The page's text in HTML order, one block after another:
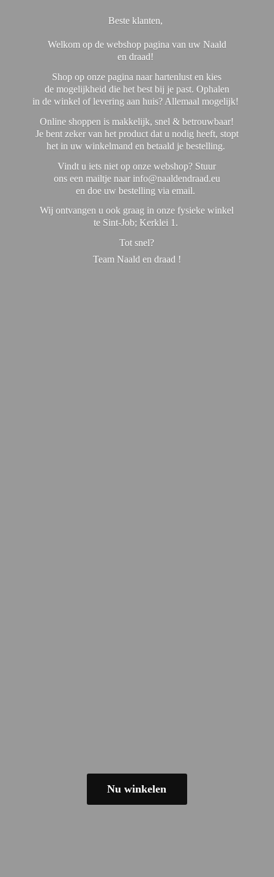
Beste klanten,
Welkom op de webshop pagina van uw Naald
en draad!
Shop op onze pagina naar hartenlust en kies
de mogelijkheid die het best bij je past. Ophalen
in de winkel of levering aan huis? Allemaal mogelijk!
Online shoppen is makkelijk, snel & betrouwbaar!
Je bent zeker van het product dat u nodig heeft, stopt
het in uw winkelmand en betaald je bestelling.
Vindt u iets niet op onze webshop? Stuur
ons een mailtje naar info@naaldendraad.eu
en doe uw bestelling via email.
Wij ontvangen u ook graag in onze fysieke winkel
te Sint-Job; Kerklei 1.
Tot snel?
Team Naald en draad !
Nu winkelen